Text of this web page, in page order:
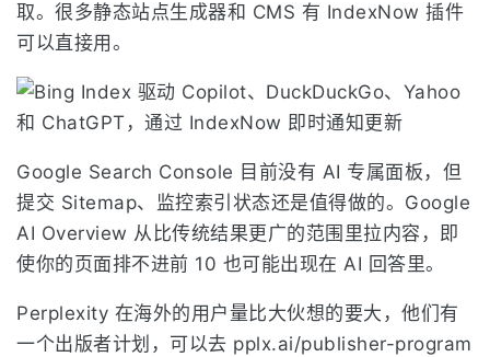
取。很多静态站点生成器和 CMS 有 IndexNow 插件
可以直接用。
Google Search Console 目前没有 AI 专属面板，但
提交 Sitemap、监控索引状态还是值得做的。Google
AI Overview 从比传统结果更广的范围里拉内容，即
使你的页面排不进前 10 也可能出现在 AI 回答里。
Perplexity 在海外的用户量比大伙想的要大，他们有
一个出版者计划，可以去 pplx.ai/publisher-program